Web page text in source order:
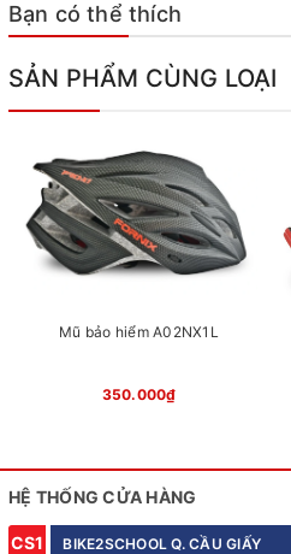
Bạn có thể thích
SẢN PHẨM CÙNG LOẠI
Mũ bảo hiểm A02NX1L
350.000₫
HỆ THỐNG CỬA HÀNG
CS1 BIKE2SCHOOL Q. CẦU GIẤY